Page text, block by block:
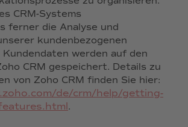
CRM-Systems
ferner die Analyse und
kundenbezogenen
Kundendaten werden auf den
CRM gespeichert. Details zu
von Zoho CRM finden Sie hier:
de/crm/help/getting-
.